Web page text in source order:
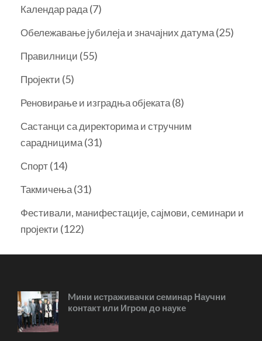
Календар рада(7)
Обележавање јубилеја и значајних датума(25)
Правилници (55)
Пројекти (5)
Реновирање и изградња објеката(8)
Састанци са директорима и стручним
сарадницима(31)
Спорт(14)
Такмичења(31)
Фестивали, манифестације, сајмови, семинари и
пројекти (122)
Mини истраживачки семинар Научни
контакт или Игром до науке